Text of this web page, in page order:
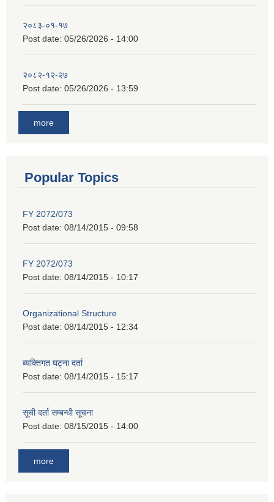
२०८३-०१-१७
Post date: 05/26/2026 - 14:00
२०८२-१२-२७
Post date: 05/26/2026 - 13:59
more
Popular Topics
FY 2072/073
Post date: 08/14/2015 - 09:58
FY 2072/073
Post date: 08/14/2015 - 10:17
Organizational Structure
Post date: 08/14/2015 - 12:34
ब्यक्तिगत घट्ना दर्ता
Post date: 08/14/2015 - 15:17
सूची दर्ता सम्बन्धी सूचना
Post date: 08/15/2015 - 14:00
more